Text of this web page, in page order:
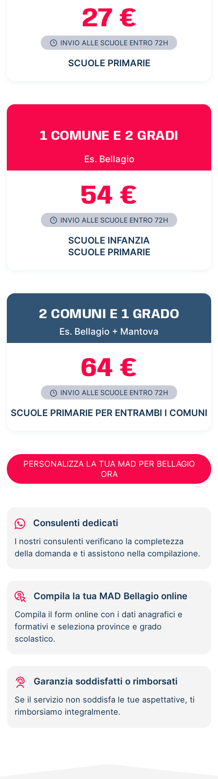
27 €
INVIO ALLE SCUOLE ENTRO 72H
SCUOLE PRIMARIE
1 COMUNE E 2 GRADI
Es. Bellagio
54 €
INVIO ALLE SCUOLE ENTRO 72H
SCUOLE INFANZIA
SCUOLE PRIMARIE
2 COMUNI E 1 GRADO
Es. Bellagio + Mantova
64 €
INVIO ALLE SCUOLE ENTRO 72H
SCUOLE PRIMARIE PER ENTRAMBI I COMUNI
PERSONALIZZA LA TUA MAD PER BELLAGIO
ORA
Consulenti dedicati
I nostri consulenti verificano la completezza
della domanda e ti assistono nella compilazione.
Compila la tua MAD Bellagio online
Compila il form online con i dati anagrafici e
formativi e seleziona province e grado
scolastico.
Garanzia soddisfatti o rimborsati
Se il servizio non soddisfa le tue aspettative, ti
rimborsiamo integralmente.